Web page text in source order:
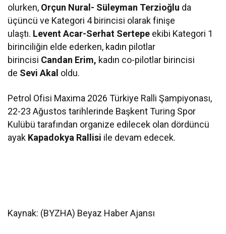
olurken, Orçun Nural- Süleyman Terzioğlu da
üçüncü ve Kategori 4 birincisi olarak finişe
ulaştı. Levent Acar-Serhat Sertepe ekibi Kategori 1
birinciliğin elde ederken, kadın pilotlar
birincisi Candan Erim, kadın co-pilotlar birincisi
de Sevi Akal oldu.
Petrol Ofisi Maxima 2026 Türkiye Ralli Şampiyonası,
22-23 Ağustos tarihlerinde Başkent Turing Spor
Kulübü tarafından organize edilecek olan dördüncü
ayak Kapadokya Rallisi ile devam edecek.
Kaynak: (BYZHA) Beyaz Haber Ajansı